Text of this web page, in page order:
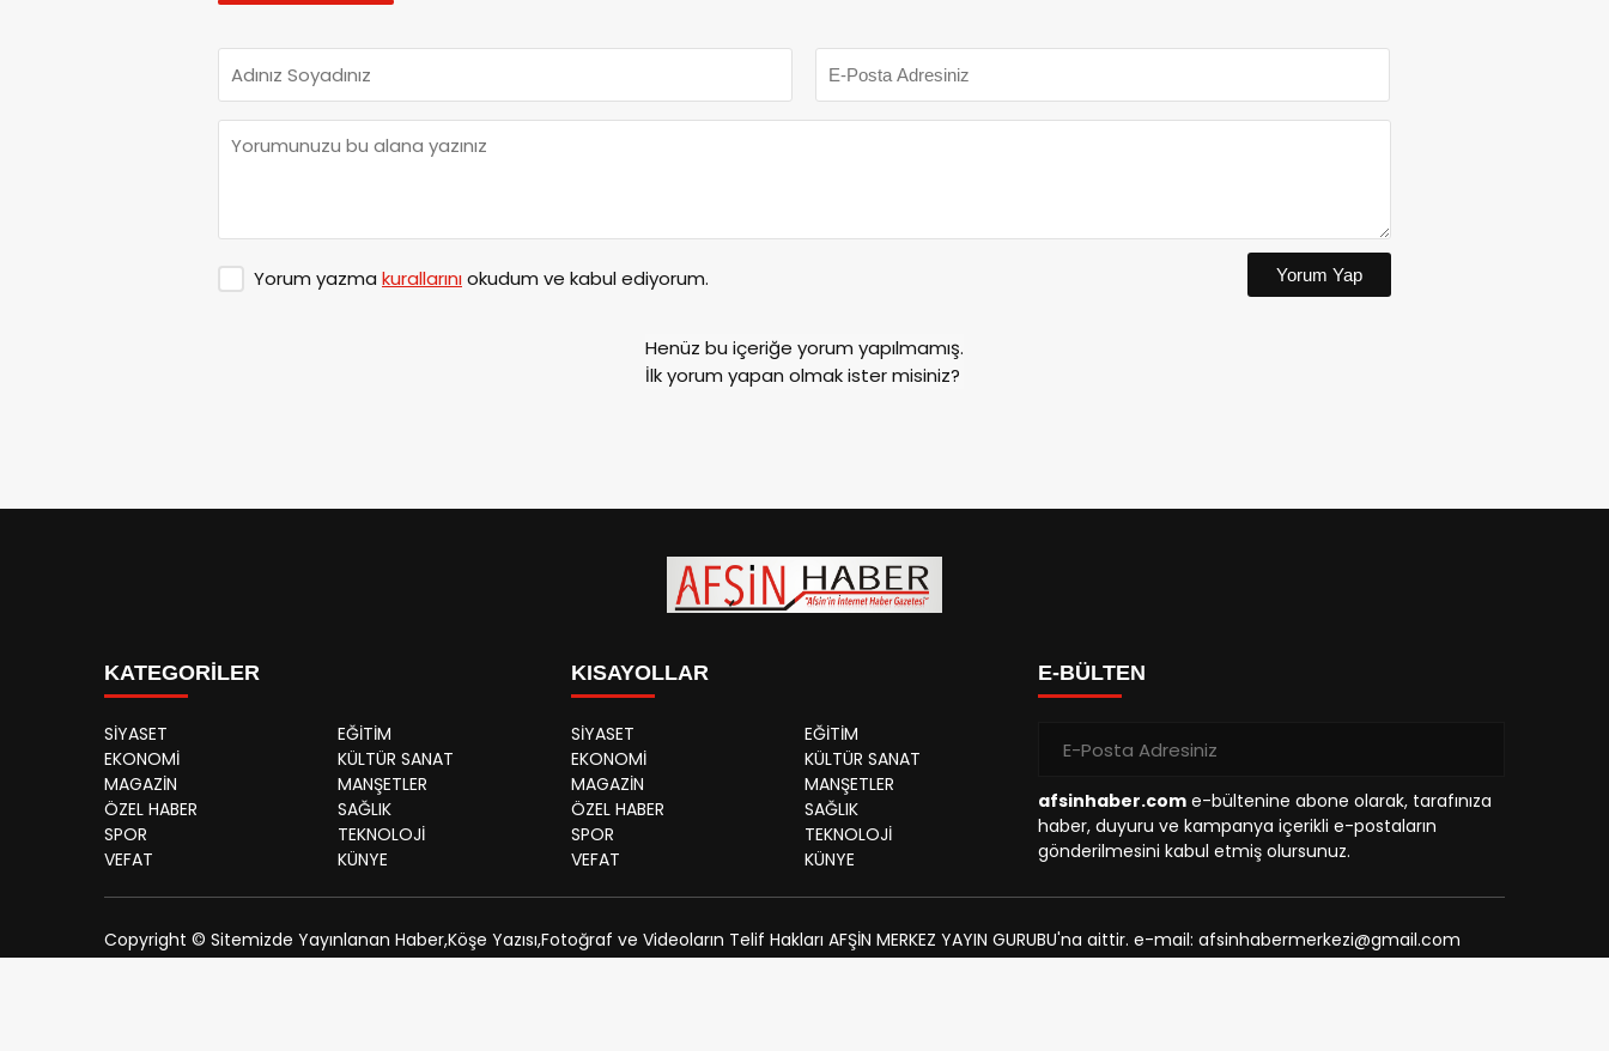
Yorum yazma kurallarınıokudum ve kabul ediyorum. Yorum Yap
Henüz bu içeriğe yorum yapılmamış.
İlk yorum yapan olmak ister misiniz?
KATEGORİLER
SİYASET
EĞİTİM
EKONOMİ
KÜLTÜR SANAT
MAGAZİN
MANŞETLER
ÖZEL HABER
SAĞLIK
SPOR
TEKNOLOJİ
VEFAT
KÜNYE
KISAYOLLAR
SİYASET
EĞİTİM
EKONOMİ
KÜLTÜR SANAT
MAGAZİN
MANŞETLER
ÖZEL HABER
SAĞLIK
SPOR
TEKNOLOJİ
VEFAT
KÜNYE
E-BÜLTEN
afsinhaber.com e-bültenine abone olarak, tarafınıza
haber, duyuru ve kampanya içerikli e-postaların
gönderilmesini kabul etmiş olursunuz.
Copyright © Sitemizde Yayınlanan Haber,Köşe Yazısı,Fotoğraf ve Videoların Telif Hakları AFŞİN MERKEZ YAYIN GURUBU'na aittir. e-mail: afsinhabermerkezi@gmail.com